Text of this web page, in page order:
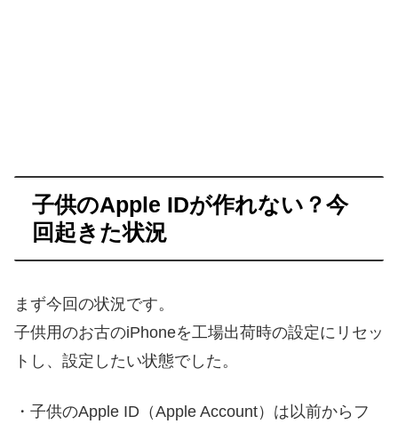
子供のApple IDが作れない？今
回起きた状況
まず今回の状況です。
子供用のお古のiPhoneを工場出荷時の設定にリセッ
トし、設定したい状態でした。
・子供のApple ID（Apple Account）は以前からフ